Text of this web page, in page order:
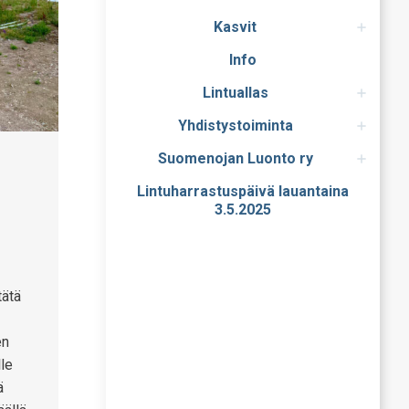
Kasvit
Info
Lintuallas
Yhdistystoiminta
Suomenojan Luonto ry
Lintuharrastuspäivä lauantaina
3.5.2025